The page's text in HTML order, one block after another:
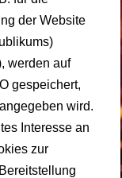
der Website
werden auf
gespeichert,
wird.
Interesse an
zur